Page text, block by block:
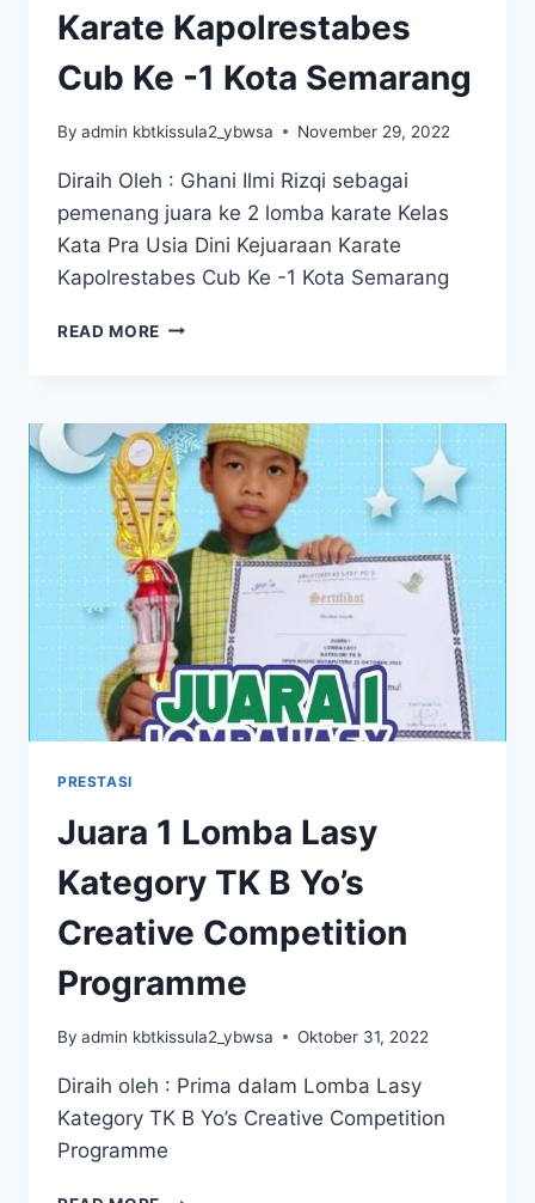
Karate Kapolrestabes
Cub Ke -1 Kota Semarang
By admin kbtkissula2_ybwsa November 29, 2022
Diraih Oleh : Ghani Ilmi Rizqi sebagai
pemenang juara ke 2 lomba karate Kelas
Kata Pra Usia Dini Kejuaraan Karate
Kapolrestabes Cub Ke -1 Kota Semarang
READ MORE JUARA
LOMBA
KARATE
KELAS
KATA
PRA
USIA
DINI
KEJUARAAN
KARATE
KAPOLRESTABES
CUB
KE
-1
PRESTASI
Juara 1 Lomba Lasy
Kategory TK B Yo’s
Creative Competition
Programme
By admin kbtkissula2_ybwsa Oktober 31, 2022
Diraih oleh : Prima dalam Lomba Lasy
Kategory TK B Yo’s Creative Competition
Programme
JUARA